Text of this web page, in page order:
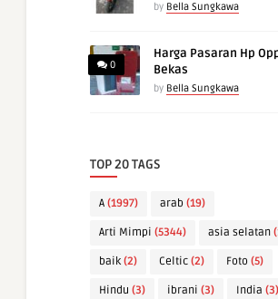
by Bella Sungkawa
0
Harga Pasaran Hp
Bekas
by Bella Sungkawa
TOP 20 TAGS
A (1997) arab (19)
Arti Mimpi (5344) asia selatan
baik (2) Celtic (2) Foto (5)
Hindu (3) ibrani (3) India (3)